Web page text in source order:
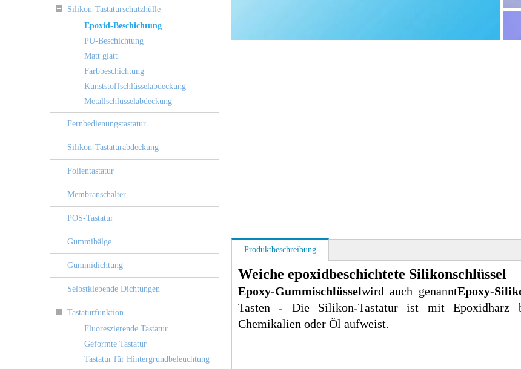
Silikon-Tastaturschutzhülle
Epoxid-Beschichtung
PU-Beschichtung
Matt glatt
Farbbeschichtung
Kunststoffschlüsselabdeckung
Metallschlüsselabdeckung
Fernbedienungstastatur
Silikon-Tastaturabdeckung
Folientastatur
Membranschalter
POS-Tastatur
Gummibälge
Gummidichtung
Selbstklebende Dichtungen
Tastaturfunktion
Fluoreszierende Tastatur
Geformte Tastatur
Tastatur für Hintergrundbeleuchtung
Produktbeschreibung
Weiche epoxidbeschichtete Silikonschlüssel
Epoxy-Gummischlüsselwird auch genanntEpoxy-
Tasten
- Die Silikon-Tastatur ist mit Epoxidharz
Chemikalien oder Öl aufweist.